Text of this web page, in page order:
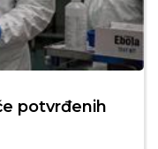
potvrđenih